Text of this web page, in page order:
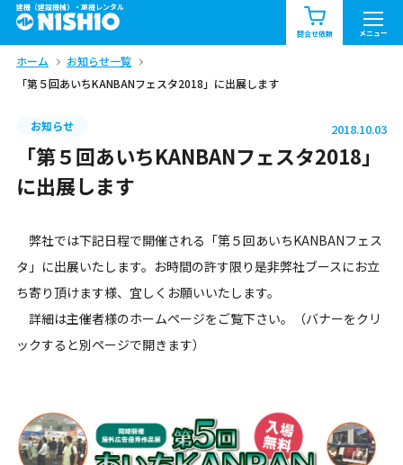
建機（建設機械）・重機レンタル
問合せ依頼 メニュー
商品一覧 お知らせ一覧
問合せ依頼リスト
北海道 東北 関東
中部
九州・沖縄（外部）
ホーム
お知らせ一覧
「第５回あいちKANBANフェスタ2018」に出展します
お知らせ 2018.10.03
「第５回あいちKANBANフェスタ2018」
に出展します
弊社では下記日程で開催される「第５回あいちKANBANフェス
タ」に出展いたします。お時間の許す限り是非弊社ブースにお立
ち寄り頂けます様、宜しくお願いいたします。
詳細は主催者様のホームページをご覧下さい。（バナーをクリ
ックすると別ページで開きます）